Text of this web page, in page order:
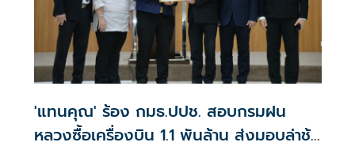
'แทนคุณ' ร้อง กมธ.ปปช. สอบกรมฝน
หลวงซื้อเครื่องบิน 1.1 พันล้าน ส่งมอบล่าช้า